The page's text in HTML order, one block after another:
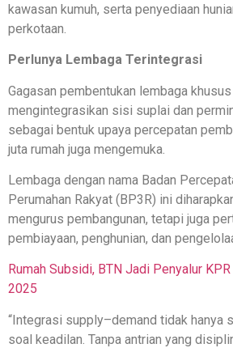
kawasan kumuh, serta penyediaan
perkotaan.
Perlunya Lembaga Terintegrasi
Gagasan pembentukan lembaga
mengintegrasikan sisi suplai dan
sebagai bentuk upaya percepatan
juta rumah juga mengemuka.
Lembaga dengan nama Badan
Perumahan Rakyat (BP3R) ini
mengurus pembangunan, tetapi juga
pembiayaan, penghunian, dan
Rumah Subsidi, BTN Jadi Penyalur
2025
“Integrasi supply–demand tidak hanya
soal keadilan. Tanpa antrian yang